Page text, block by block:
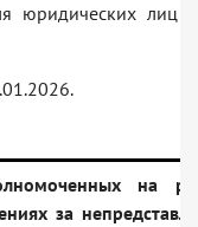
юридических
на
за